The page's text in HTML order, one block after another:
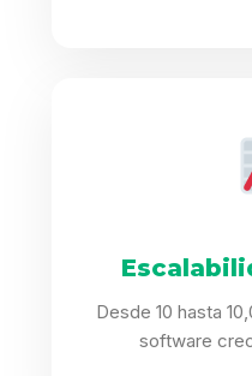
Desde 10 hasta
software